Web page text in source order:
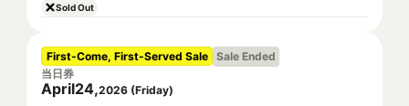
Sold Out
First-Come, First-Served Sale Sale Ended
当日券
April24,2026 (Friday)